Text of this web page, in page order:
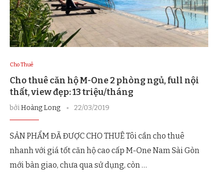
Cho Thuê
Cho thuê căn hộ M-One 2 phòng ngủ, full nội
thất, view đẹp: 13 triệu/tháng
bởiHoàng Long 22/03/2019
SẢN PHẨM ĐÃ ĐƯỢC CHO THUÊ Tôi cần cho thuê
nhanh với giá tốt căn hộ cao cấp M-One Nam Sài Gòn
mới bàn giao, chưa qua sử dụng, còn …